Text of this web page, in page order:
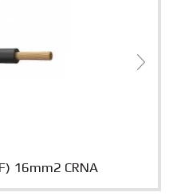
16mm2 CRNA